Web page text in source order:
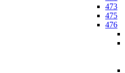
473
475
476